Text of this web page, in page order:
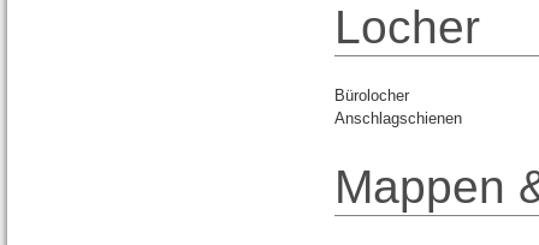
Locher
Bürolocher
Anschlagschienen
Mappen